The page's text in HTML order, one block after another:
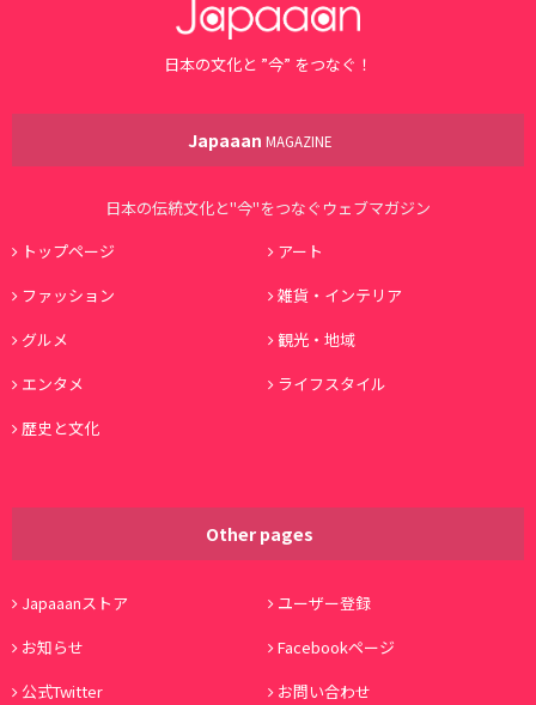
日本の文化と ”今” をつなぐ！
Japaaan MAGAZINE
日本の伝統文化と"今"をつなぐウェブマガジン
トップページ
アート
ファッション
雑貨・インテリア
グルメ
観光・地域
エンタメ
ライフスタイル
歴史と文化
Other pages
Japaaanストア
ユーザー登録
お知らせ
Facebookページ
公式Twitter
お問い合わせ